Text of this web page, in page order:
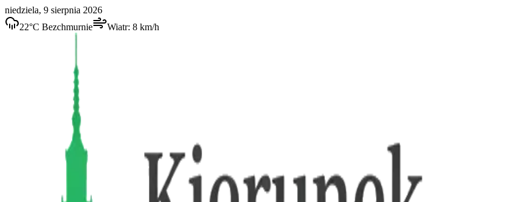
niedziela, 9 sierpnia 2026
22°C Bezchmurnie Wiatr: 8 km/h